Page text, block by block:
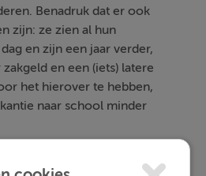
Benadruk dat er ook
zijn: ze zien al hun
en zijn een jaar verder,
en een (iets) latere
het hierover te hebben,
naar school minder